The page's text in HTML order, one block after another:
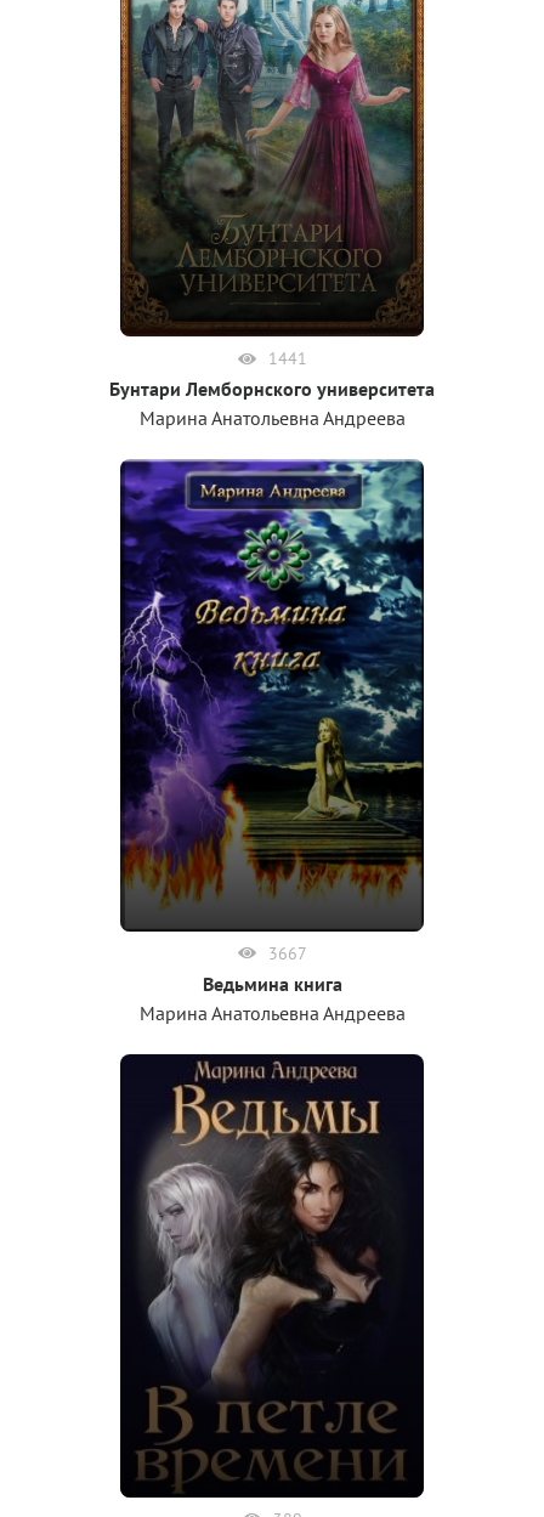
1441
Бунтари Лемборнского университета
Марина Анатольевна Андреева
3667
Ведьмина книга
Марина Анатольевна Андреева